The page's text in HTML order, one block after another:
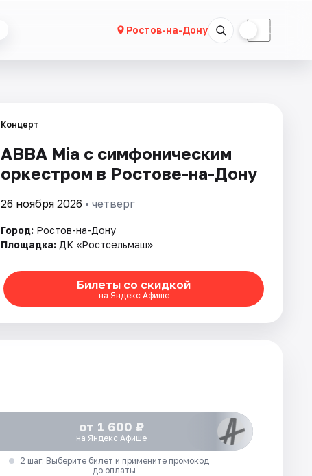
Ростов-на-Дону ☾
Концерт
ABBA Mia с симфоническим
оркестром в Ростове-на-Дону
26 ноября 2026 • четверг
Город: Ростов-на-Дону
Площадка: ДК «Ростсельмаш»
Билеты со скидкой
на Яндекс Афише
от 1 600 ₽
на Яндекс Афише
2 шаг. Выберите билет и примените промокод
до оплаты